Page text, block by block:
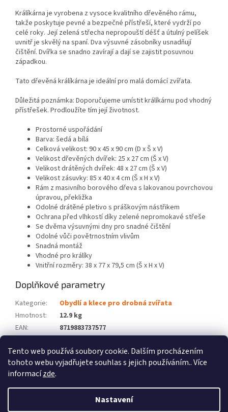
Tento web používá soubory cookie. Dalším procházením
tohoto webu vyjadřujete souhlas s jejich používáním.. Více
informacízde.
Nastavení
Králíkárna je vyrobena z vysoce kvalitního dřevěného rámu,
takže poskytuje pevné a bezpečné přístřeší, které vydrží po
celé roky. Její zelená střecha nepropouští déšť a útulný pelíšek
uvnitř je skvělý na spaní. Dva výsuvné zásobníky usnadňují
čištění. Dvířka se snadno zavírají a dají se zajistit posuvnou
západkou.
Tato dřevěná králíkárna je ideální pro malá domácí zvířata.
Důležitá poznámka: Doporučujeme umístit králíkárnu pod vhodný
přístřešek. Prodloužíte tím její životnost.
Prostorné uspořádání
Barva: šedá a bílá
Celková velikost: 90 x 45 x 90 cm (D x Š x V)
Velikost dřevěných dvířek: 25 x 27 cm (Š x V)
Velikost drátěných dvířek: 48 x 27 cm (Š x V)
Velikost zásuvky: 85 x 40 x 4 cm (Š x H x V)
Rám z masivního borového dřeva s lakovanou povrchovou
úpravou, překližka
Odolné drátěné pletivo s práškovým nástřikem
Ochrana před vlhkostí díky zelené nepromokavé střeše
Se dvěma výsuvnými dny pro snadné čištění
Odolné vůči povětrnostním vlivům
Snadná montáž
Vhodné pro králíky
Vnitřní rozměry: 38 x 77 x 79,5 cm (Š x H x V)
Doplňkové parametry
Kategorie:
Obydlí a klece pro drobná zvířata
Hmotnost:
12.9 kg
EAN:
8719883737577
Počet balíků: 1
Vytvořil Shoptet